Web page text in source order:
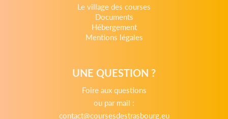
Le village des courses
Documents
Hébergement
Mentions légales
UNE QUESTION ?
Foire aux questions
ou par mail :
contact@coursesdestrasbourg.eu